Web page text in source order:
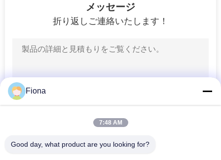
ュ
ー
メッセージ
折り返しご連絡いたします！
Fiona
7:48 AM
Good day, what product are you looking for?